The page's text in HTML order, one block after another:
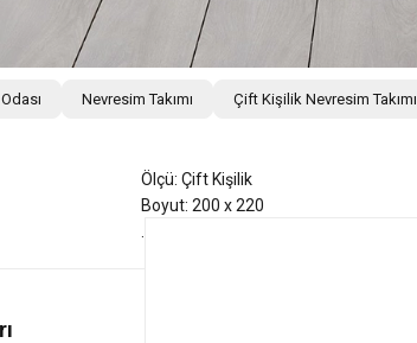
Nevresim Takımı Çift Kişilik Nevresim Takımı
Ölçü: Çift Kişilik
Boyut: 200 x 220